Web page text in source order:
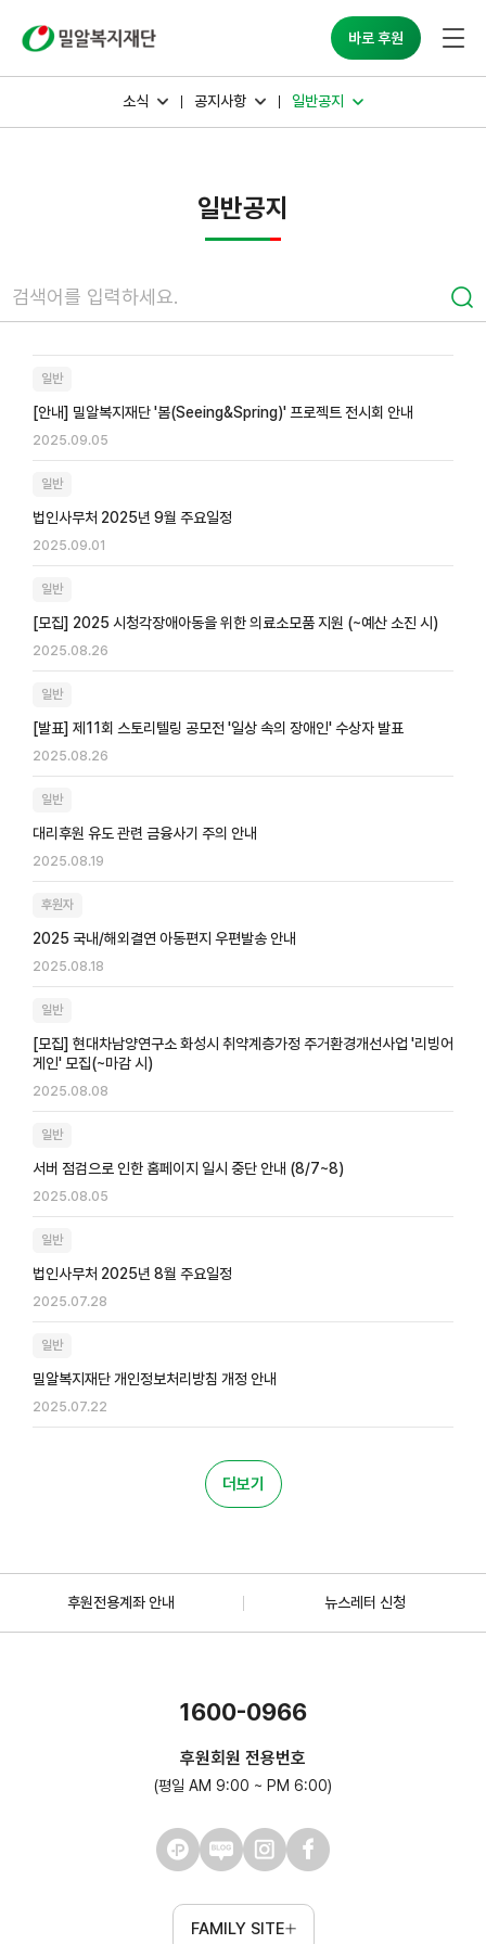
바로 후원
소식 공지사항 일반공지
일반공지
일반
[안내] 밀알복지재단 '봄(Seeing&Spring)' 프로젝트 전시회 안내
2025.09.05
일반
법인사무처 2025년 9월 주요일정
2025.09.01
일반
[모집] 2025 시청각장애아동을 위한 의료소모품 지원 (~예산 소진 시)
2025.08.26
일반
[발표] 제11회 스토리텔링 공모전 '일상 속의 장애인' 수상자 발표
2025.08.26
일반
대리후원 유도 관련 금융사기 주의 안내
2025.08.19
후원자
2025 국내/해외결연 아동편지 우편발송 안내
2025.08.18
일반
[모집] 현대차남양연구소 화성시 취약계층가정 주거환경개선사업 '리빙어
게인' 모집(~마감 시)
2025.08.08
일반
서버 점검으로 인한 홈페이지 일시 중단 안내 (8/7~8)
2025.08.05
일반
법인사무처 2025년 8월 주요일정
2025.07.28
일반
밀알복지재단 개인정보처리방침 개정 안내
2025.07.22
더보기
후원전용계좌 안내 뉴스레터 신청
1600-0966
후원회원 전용번호
(평일 AM 9:00 ~ PM 6:00)
FAMILY SITE